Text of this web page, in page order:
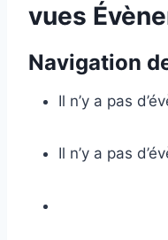
vues
Navigation
Il n’y a pas
Il n’y a pas